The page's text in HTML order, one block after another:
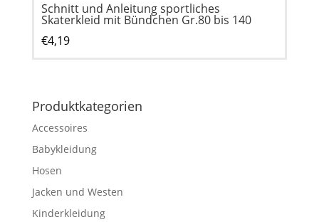
Schnitt und Anleitung sportliches
Skaterkleid mit Bündchen Gr.80 bis 140
€4,19
Produktkategorien
Accessoires
Babykleidung
Hosen
Jacken und Westen
Kinderkleidung